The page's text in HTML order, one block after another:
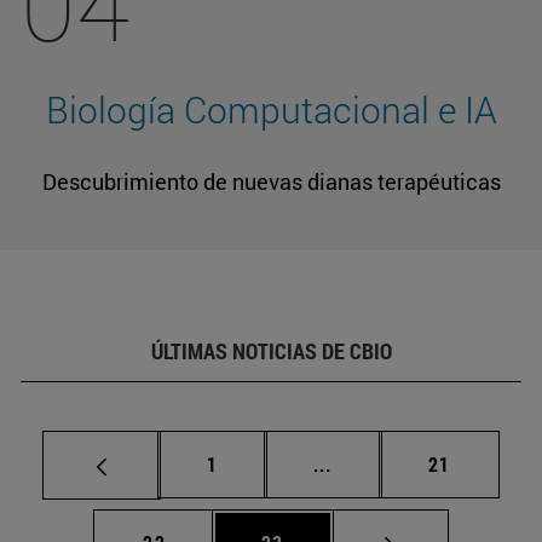
Biología Computacional e IA
Descubrimiento de nuevas dianas terapéuticas
ÚLTIMAS NOTICIAS DE CBIO
Página
1 ... Páginas intermedias
Página
21